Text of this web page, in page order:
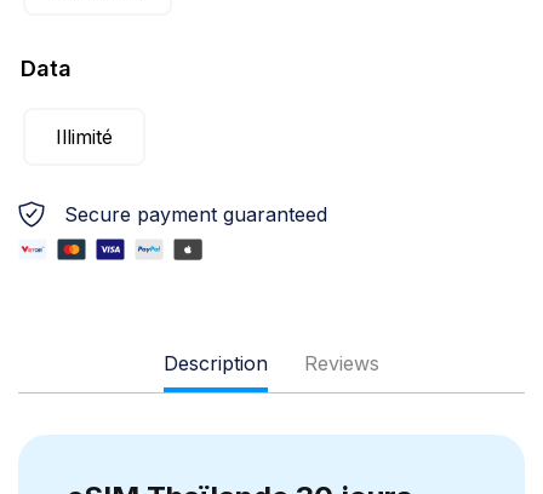
Data
Illimité
Secure payment guaranteed
Description Reviews